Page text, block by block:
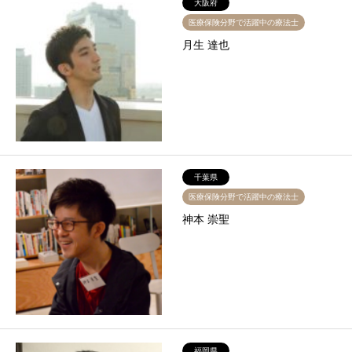
大阪府
医療保険分野で活躍中の療法士
月生 達也
千葉県
医療保険分野で活躍中の療法士
神本 崇聖